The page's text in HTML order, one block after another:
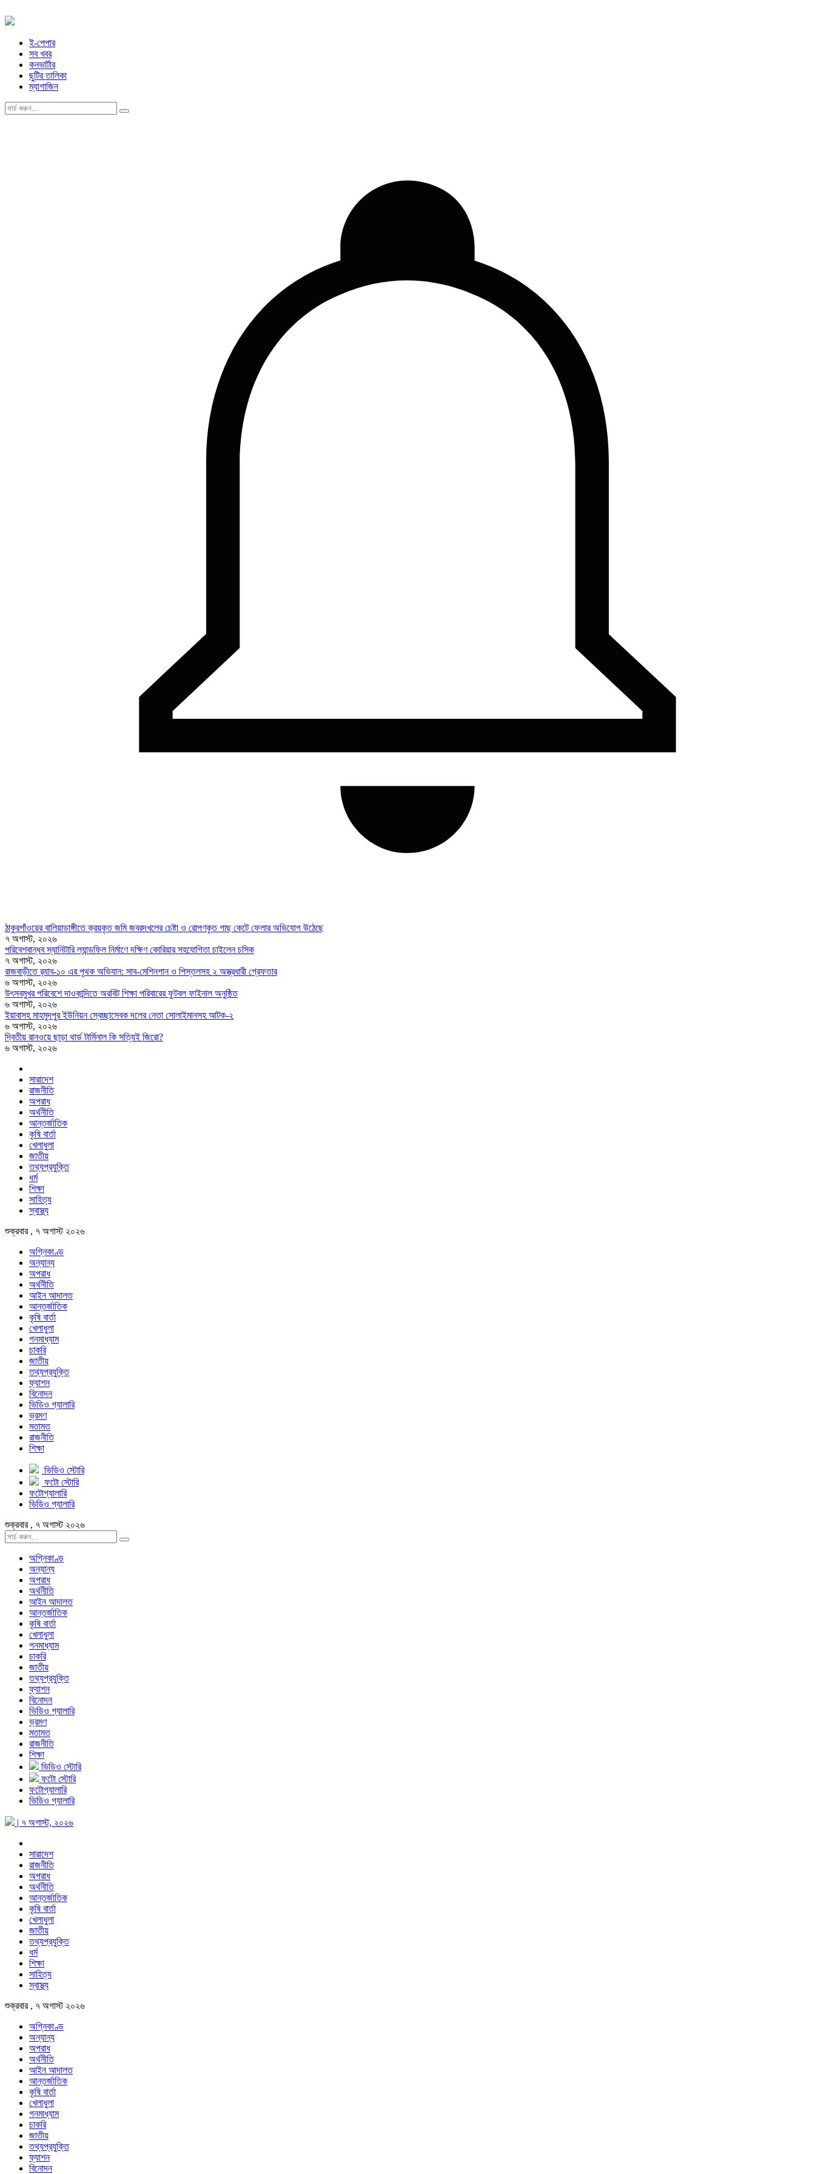
ই-পেপার
সব খবর
কনভার্টার
ছুটির তালিকা
ম্যাগাজিন
ঠাকুরগাঁওয়ের বালিয়াডাঙ্গীতে ক্রয়কৃত জমি জবরদখলের চেষ্টা ও রোপণকৃত গাছ কেটে ফেলার অভিযোগ উঠেছে
৭ অগাস্ট, ২০২৬
পরিবেশবান্ধব স্যানিটারি ল্যান্ডফিল নির্মাণে দক্ষিণ কোরিয়ার সহযোগিতা চাইলেন চসিক
৭ অগাস্ট, ২০২৬
রাজবাড়ীতে র‍্যাব-১০ এর পৃথক অভিযান: সাব-মেশিনগান ও পিস্তলসহ ২ অস্ত্রধারী গ্রেফতার
৬ অগাস্ট, ২০২৬
উৎসবমুখর পরিবেশে দাওকান্দিতে অরবিট শিক্ষা পরিবারের ফুটবল ফাইনাল অনুষ্ঠিত
৬ অগাস্ট, ২০২৬
ইয়াবাসহ মাহমুদপুর ইউনিয়ন স্বেচ্ছাসেবক দলের নেতা সোলাইমানসহ আটক-২
৬ অগাস্ট, ২০২৬
দ্বিতীয় রানওয়ে ছাড়া থার্ড টার্মিনাল কি সত্যিই জিরো?
৬ অগাস্ট, ২০২৬
সারাদেশ
রাজনীতি
অপরাধ
অর্থনীতি
আন্তর্জাতিক
কৃষি বার্তা
খেলাধুলা
জাতীয়
তথ্যপ্রযুক্তি
ধর্ম
শিক্ষা
সাহিত্য
স্বাস্থ্য
শুক্রবার , ৭ অগাস্ট ২০২৬
অগ্নিকাণ্ড
অন্যান্য
অপরাধ
অর্থনীতি
আইন আদালত
আন্তর্জাতিক
কৃষি বার্তা
খেলাধুলা
গনমাধ্যাম
চাকরি
জাতীয়
তথ্যপ্রযুক্তি
ফ্যাশন
বিনোদন
ভিডিও গ্যালারি
ভ্রমণ
মতামত
রাজনীতি
শিক্ষা
ভিডিও স্টোরি
ফটো স্টোরি
ফটোগ্যালারি
ভিডিও গ্যালারি
শুক্রবার , ৭ অগাস্ট ২০২৬
অগ্নিকাণ্ড
অন্যান্য
অপরাধ
অর্থনীতি
আইন আদালত
আন্তর্জাতিক
কৃষি বার্তা
খেলাধুলা
গনমাধ্যাম
চাকরি
জাতীয়
তথ্যপ্রযুক্তি
ফ্যাশন
বিনোদন
ভিডিও গ্যালারি
ভ্রমণ
মতামত
রাজনীতি
শিক্ষা
ভিডিও স্টোরি
ফটো স্টোরি
ফটোগ্যালারি
ভিডিও গ্যালারি
| ৭ অগাস্ট, ২০২৬
সারাদেশ
রাজনীতি
অপরাধ
অর্থনীতি
আন্তর্জাতিক
কৃষি বার্তা
খেলাধুলা
জাতীয়
তথ্যপ্রযুক্তি
ধর্ম
শিক্ষা
সাহিত্য
স্বাস্থ্য
শুক্রবার , ৭ অগাস্ট ২০২৬
অগ্নিকাণ্ড
অন্যান্য
অপরাধ
অর্থনীতি
আইন আদালত
আন্তর্জাতিক
কৃষি বার্তা
খেলাধুলা
গনমাধ্যাম
চাকরি
জাতীয়
তথ্যপ্রযুক্তি
ফ্যাশন
বিনোদন